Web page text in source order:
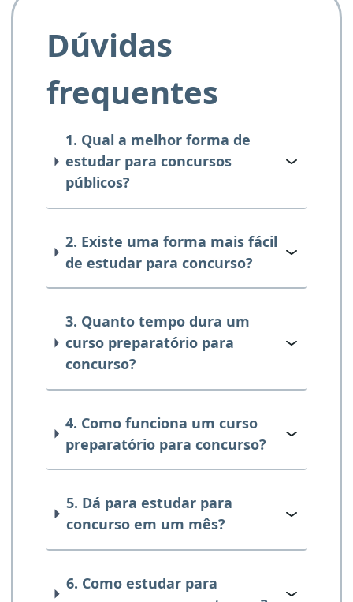
Dúvidas
frequentes
1. Qual a melhor forma de
estudar para concursos
públicos?
2. Existe uma forma mais fácil
de estudar para concurso?
3. Quanto tempo dura um
curso preparatório para
concurso?
4. Como funciona um curso
preparatório para concurso?
5. Dá para estudar para
concurso em um mês?
6. Como estudar para